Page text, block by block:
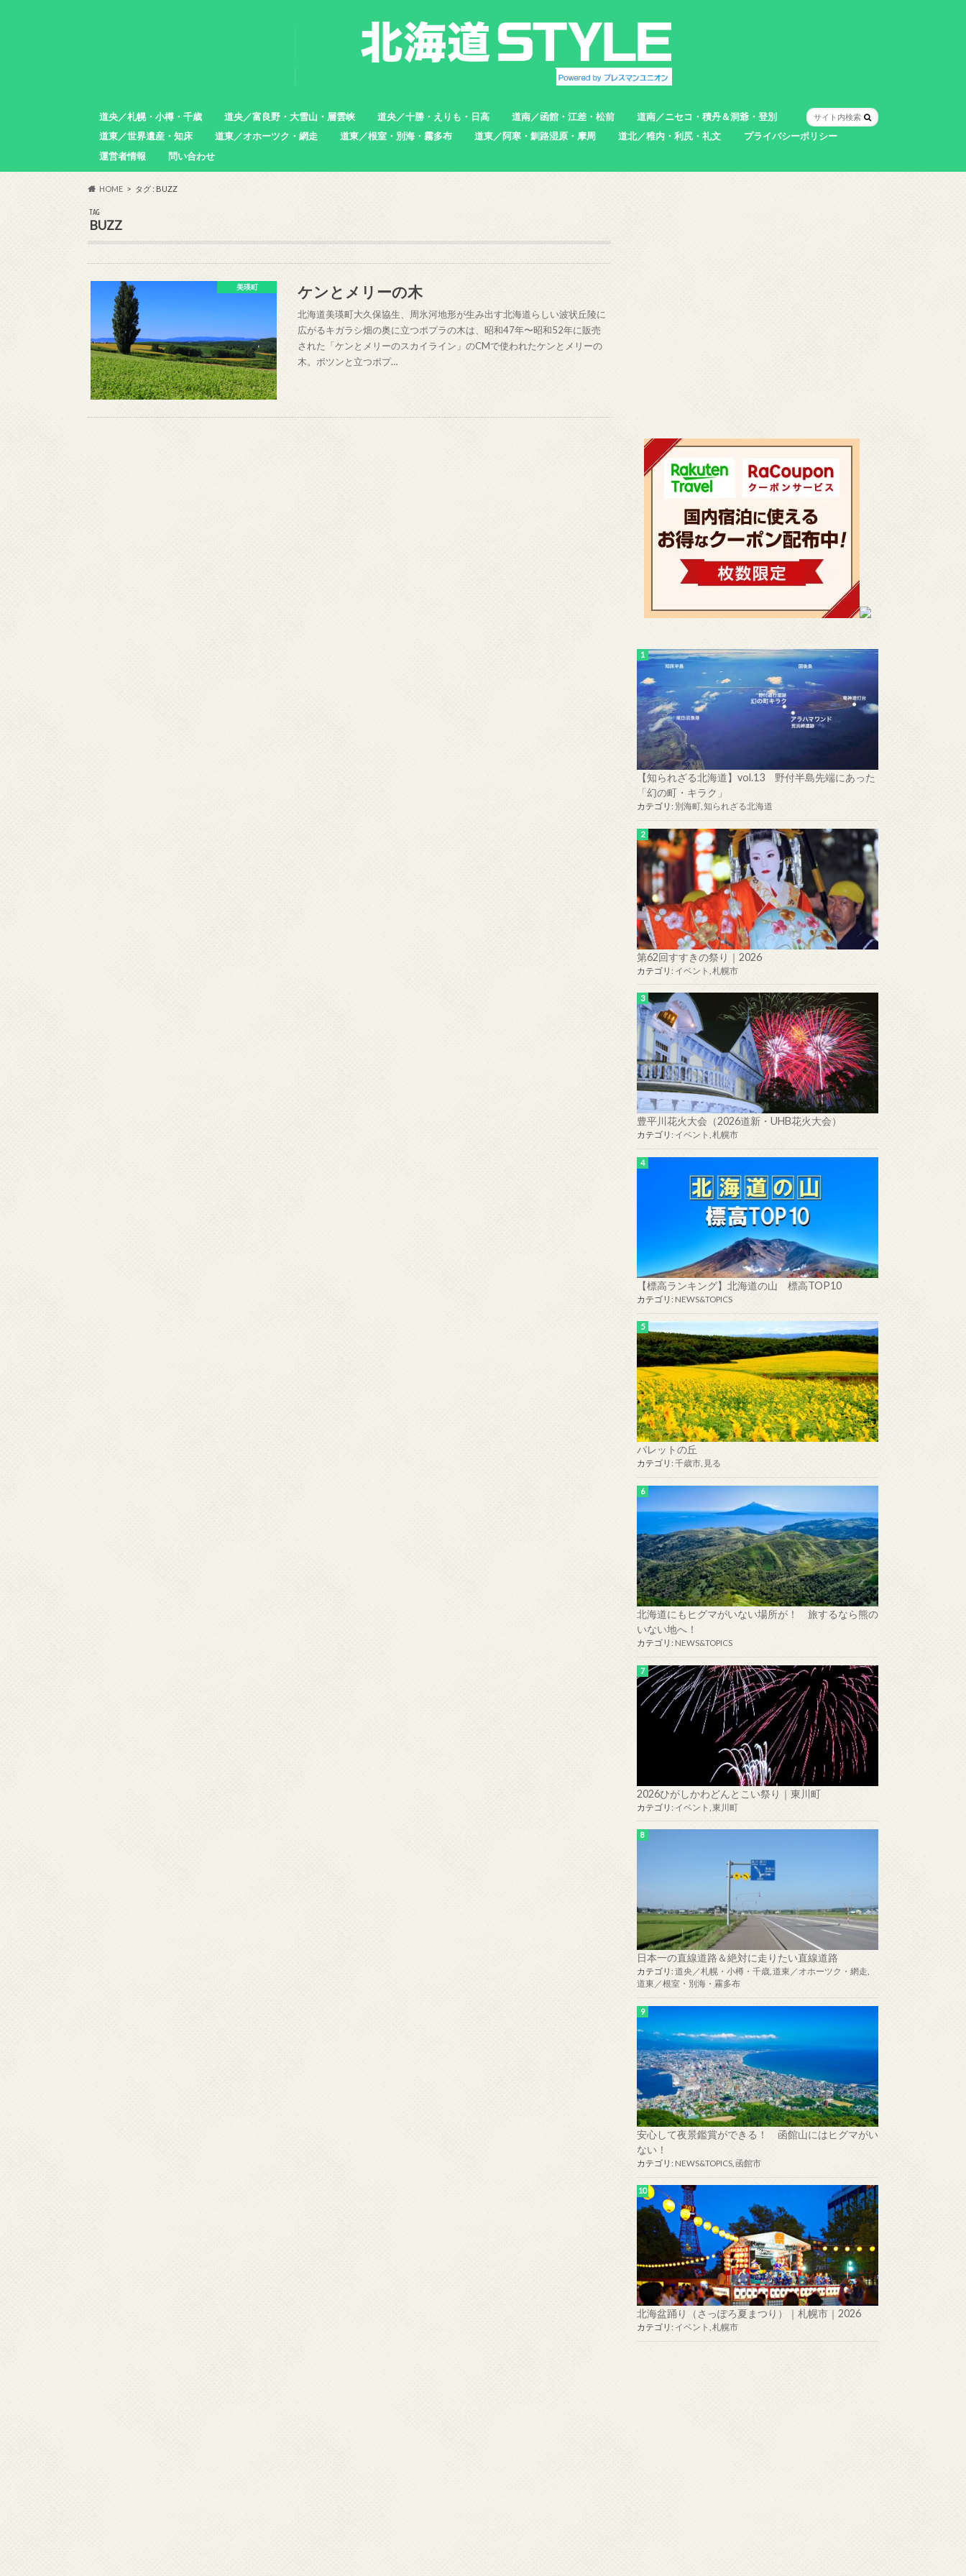
道央／札幌・小樽・千歳
札幌市
小樽市
石狩市
北広島市
恵庭市
千歳市
苫小牧市
道央／富良野・大雪山・層雲峡
中富良野町
東川町
沼田町
幌加内町
増毛町
道央／十勝・えりも・日高
帯広市
えりも町
新ひだか町
足寄町
道南／函館・江差・松前
函館市
北斗市
七飯町
松前町
江差町
上ノ国町
道南／ニセコ・積丹＆洞爺・登別
室蘭市
登別市
洞爺湖町
真狩村
共和町
壮瞥町
積丹町
神恵内村
道東／世界遺産・知床
羅臼町
斜里町
道東／オホーツク・網走 道東／根室・別海・霧多布 道東／阿寒・釧路湿原・摩周 道北／稚内・利尻・礼文
プライバシーポリシー
運営者情報
問い合わせ
HOME タグ : BUZZ
TAG
BUZZ
美瑛町 ケンとメリーの木
北海道美瑛町大久保協生、周氷河地形が生み出す北海道らしい波状丘陵に
広がるキガラシ畑の奥に立つポプラの木は、昭和47年〜昭和52年に販売
された「ケンとメリーのスカイライン」のCMで使われたケンとメリーの
木。ポツンと立つポプ…
【知られざる北海道】vol.13 野付半島先端にあった
「幻の町・キラク」
カテゴリ: 別海町 知られざる北海道
第62回すすきの祭り｜2026
カテゴリ: イベント 札幌市
豊平川花火大会（2026道新・UHB花火大会）
カテゴリ: イベント 札幌市
【標高ランキング】北海道の山 標高TOP10
カテゴリ: NEWS&TOPICS
パレットの丘
カテゴリ: 千歳市 見る
北海道にもヒグマがいない場所が！ 旅するなら熊の
いない地へ！
カテゴリ: NEWS&TOPICS
2026ひがしかわどんとこい祭り｜東川町
カテゴリ: イベント 東川町
日本一の直線道路＆絶対に走りたい直線道路
カテゴリ: 道央／札幌・小樽・千歳 道東／オホーツク・網走
道東／根室・別海・霧多布
安心して夜景鑑賞ができる！ 函館山にはヒグマがい
ない！
カテゴリ: NEWS&TOPICS 函館市
北海盆踊り（さっぽろ夏まつり）｜札幌市｜2026
カテゴリ: イベント 札幌市